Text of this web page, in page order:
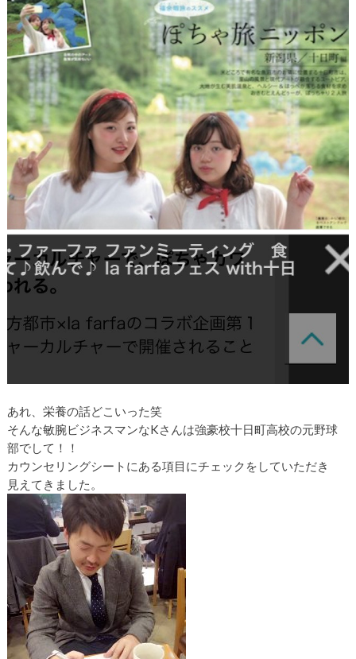
あれ、栄養の話どこいった笑
そんな敏腕ビジネスマンなKさんは強豪校十日町高校の元野球
部でして！！
カウンセリングシートにある項目にチェックをしていただき
見えてきました。